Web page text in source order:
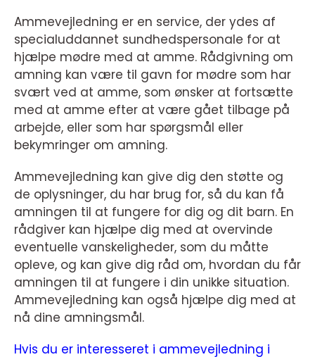
Ammevejledning er en service, der ydes af
specialuddannet sundhedspersonale for at
hjælpe mødre med at amme. Rådgivning om
amning kan være til gavn for mødre som har
svært ved at amme, som ønsker at fortsætte
med at amme efter at være gået tilbage på
arbejde, eller som har spørgsmål eller
bekymringer om amning.
Ammevejledning kan give dig den støtte og
de oplysninger, du har brug for, så du kan få
amningen til at fungere for dig og dit barn. En
rådgiver kan hjælpe dig med at overvinde
eventuelle vanskeligheder, som du måtte
opleve, og kan give dig råd om, hvordan du får
amningen til at fungere i din unikke situation.
Ammevejledning kan også hjælpe dig med at
nå dine amningsmål.
Hvis du er interesseret i ammevejledning i